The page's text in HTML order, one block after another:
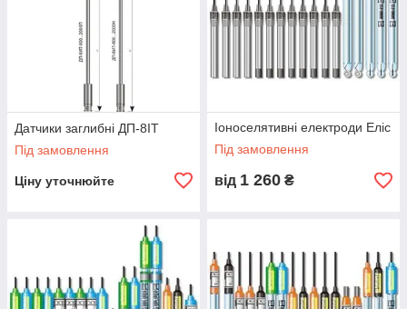
Датчики заглибні ДП-8ІТ
Під замовлення
Ціну уточнюйте
Іоноселятивні електроди Еліс
Під замовлення
від 1 260 ₴